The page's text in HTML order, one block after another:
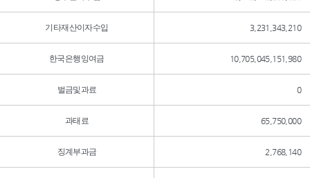
기타재산이자수입 3,231,343,210
한국은행잉여금 10,705,045,151,980
벌금및과료 0
과태료 65,750,000
징계부과금 2,768,140